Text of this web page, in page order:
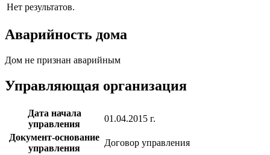
Нет результатов.
Аварийность дома
Дом не признан аварийным
Управляющая организация
Дата начала
управления
01.04.2015 г.
Документ-основание
управления
Договор управления